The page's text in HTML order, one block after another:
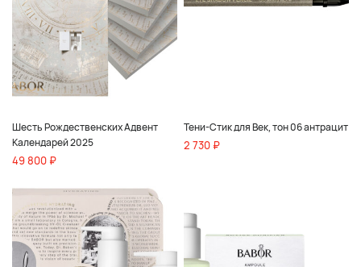
Шесть Рождественских Адвент
Календарей 2025
49 800 ₽
Тени-Стик для Век, тон 06 антрацит
2 730 ₽